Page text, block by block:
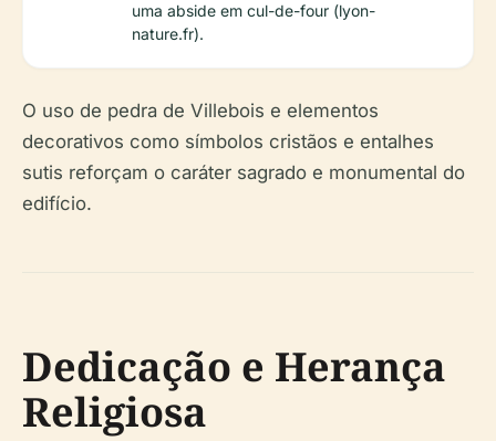
uma abside em cul-de-four (lyon-
nature.fr).
O uso de pedra de Villebois e elementos
decorativos como símbolos cristãos e entalhes
sutis reforçam o caráter sagrado e monumental do
edifício.
Dedicação e Herança
Religiosa